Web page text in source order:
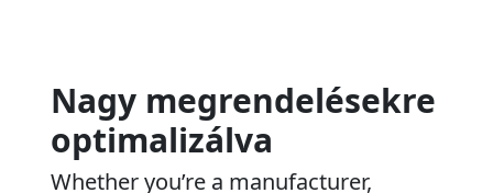
Nagy megrendelésekre
optimalizálva
Whether you’re a manufacturer,